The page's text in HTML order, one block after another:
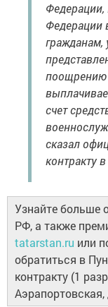
Федерации,
Федерации
поощрению
счет
сказал
контракту
Узнайте больше
РФ, а также
tatarstan.ru или
обратиться в
контракту (1
Аэрапортовская,